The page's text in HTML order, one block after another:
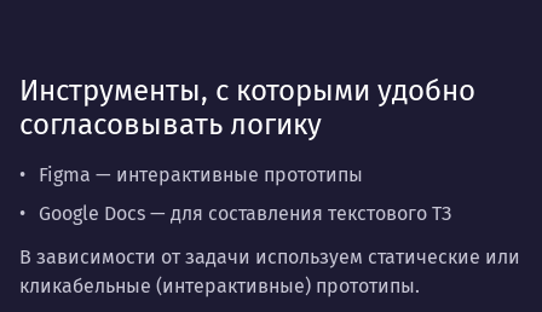
Инструменты, с которыми удобно
согласовывать логику
Figma — интерактивные прототипы
Google Docs — для составления текстового ТЗ
В зависимости от задачи используем статические или
кликабельные (интерактивные) прототипы.